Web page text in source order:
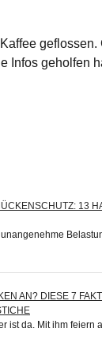
geflossen.
Infos geholfen
13
AN? DIESE 7
ist da. Mit ihm feiern